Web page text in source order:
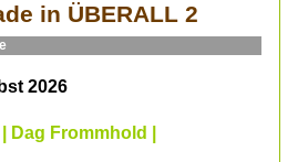
in ÜBERALL 2
2026
Dag Frommhold |